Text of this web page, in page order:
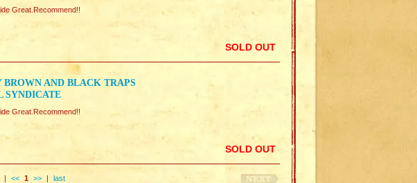
Great.Recommend!!
SOLD OUT
AND BLACK TRAPS
SYNDICATE
Great.Recommend!!
SOLD OUT
<< 1 >>| last